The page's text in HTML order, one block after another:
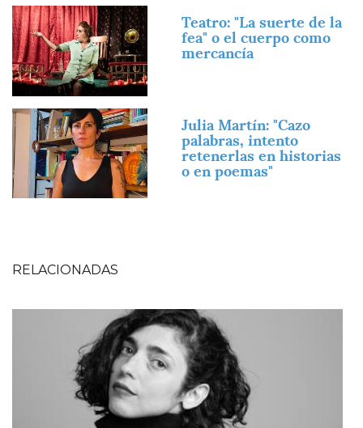
Imagen
Teatro: "La suerte de la
fea" o el cuerpo como
mercancía
Imagen
Julia Martín: "Cazo
palabras, intento
retenerlas en historias
o en poemas"
RELACIONADAS